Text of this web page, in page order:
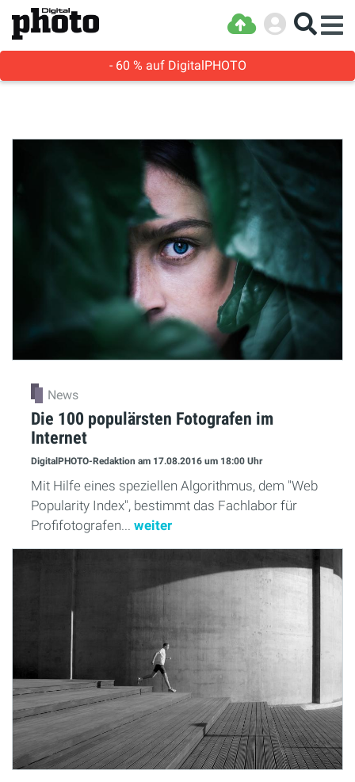
- 60 % auf DigitalPHOTO
News
Die 100 populärsten Fotografen im
Internet
DigitalPHOTO-Redaktion am 17.08.2016 um 18:00 Uhr
Mit Hilfe eines speziellen Algorithmus, dem "Web
Popularity Index", bestimmt das Fachlabor für
Profifotografen... weiter